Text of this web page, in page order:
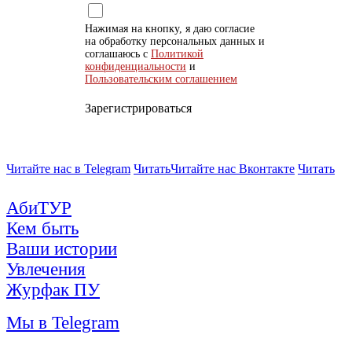
Нажимая на кнопку, я даю согласие
на обработку персональных данных и
соглашаюсь с Политикой
конфиденциальности и
Пользовательским соглашением
Зарегистрироваться
Читайте нас в Telegram ЧитатьЧитайте нас Вконтакте Читать
АбиТУР
Кем быть
Ваши истории
Увлечения
Журфак ПУ
Мы в Telegram